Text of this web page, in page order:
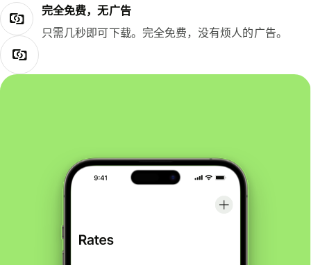
完全免费，无广告
只需几秒即可下载。完全免费，没有烦人的广告。